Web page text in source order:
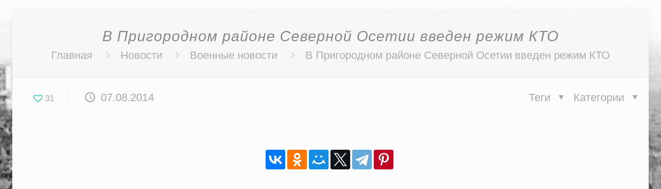
В Пригородном районе Северной Осетии введен режим КТО
Главная Новости Военные новости В Пригородном районе Северной Осетии введен режим КТО
31 07.08.2014 Категории
Теги